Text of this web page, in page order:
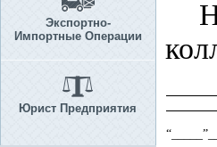
Экспортно-
Импортные Операции
Юрист Предприятия